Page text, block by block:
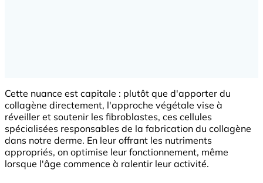
Cette nuance est capitale : plutôt que d'apporter du
collagène directement, l'approche végétale vise à
réveiller et soutenir les fibroblastes, ces cellules
spécialisées responsables de la fabrication du collagène
dans notre derme. En leur offrant les nutriments
appropriés, on optimise leur fonctionnement, même
lorsque l'âge commence à ralentir leur activité.